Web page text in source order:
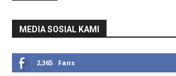
MEDIA SOSIAL KAMI
2,365 Fans